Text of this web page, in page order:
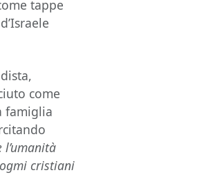
tappe
come
famiglia
l’umanità
cristiani